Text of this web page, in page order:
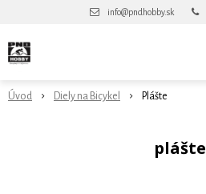
info@pndhobby.sk
Úvod Diely na Bicykel Plášte
plášte